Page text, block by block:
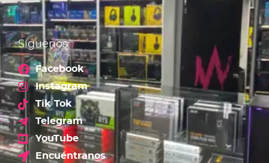
Síguenos
Facebook
Instagram
Tik Tok
Telegram
YouTube
Encuéntranos